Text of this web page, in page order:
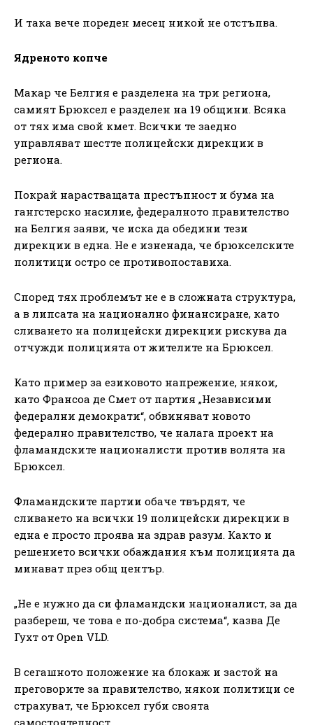
И така вече пореден месец никой не отстъпва.
Ядреното копче
Макар че Белгия е разделена на три региона,
самият Брюксел е разделен на 19 общини. Всяка
от тях има свой кмет. Всички те заедно
управляват шестте полицейски дирекции в
региона.
Покрай нарастващата престъпност и бума на
гангстерско насилие, федералното правителство
на Белгия заяви, че иска да обедини тези
дирекции в една. Не е изненада, че брюкселските
политици остро се противопоставиха.
Според тях проблемът не е в сложната структура,
а в липсата на национално финансиране, като
сливането на полицейски дирекции рискува да
отчужди полицията от жителите на Брюксел.
Като пример за езиковото напрежение, някои,
като Франсоа де Смет от партия „Независими
федерални демократи“, обвиняват новото
федерално правителство, че налага проект на
фламандските националисти против волята на
Брюксел.
Фламандските партии обаче твърдят, че
сливането на всички 19 полицейски дирекции в
една е просто проява на здрав разум. Както и
решението всички обаждания към полицията да
минават през общ център.
„Не е нужно да си фламандски националист, за да
разбереш, че това е по-добра система“, казва Де
Гухт от Open VLD.
В сегашното положение на блокаж и застой на
преговорите за правителство, някои политици се
страхуват, че Брюксел губи своята
самостоятелност.